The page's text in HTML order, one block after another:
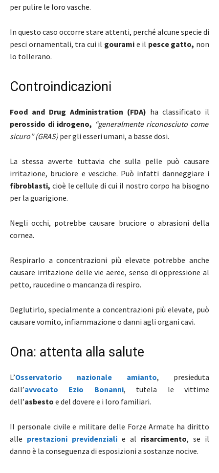
per pulire le loro vasche.
In questo caso occorre stare attenti, perché alcune specie di
pesci ornamentali, tra cui il gourami e il pesce gatto, non
lo tollerano.
Controindicazioni
Food and Drug Administration (FDA) ha classificato il
perossido di idrogeno, “generalmente riconosciuto come
sicuro” (GRAS) per gli esseri umani, a basse dosi.
La stessa avverte tuttavia che sulla pelle può causare
irritazione, bruciore e vesciche. Può infatti danneggiare i
fibroblasti, cioè le cellule di cui il nostro corpo ha bisogno
per la guarigione.
Negli occhi, potrebbe causare bruciore o abrasioni della
cornea.
Respirarlo a concentrazioni più elevate potrebbe anche
causare irritazione delle vie aeree, senso di oppressione al
petto, raucedine o mancanza di respiro.
Deglutirlo, specialmente a concentrazioni più elevate, può
causare vomito, infiammazione o danni agli organi cavi.
Ona: attenta alla salute
L’Osservatorio nazionale amianto, presieduta
dall’avvocato Ezio Bonanni, tutela le vittime
dell’asbesto e del dovere e i loro familiari.
Il personale civile e militare delle Forze Armate ha diritto
alle prestazioni previdenziali e al risarcimento, se il
danno è la conseguenza di esposizioni a sostanze nocive.